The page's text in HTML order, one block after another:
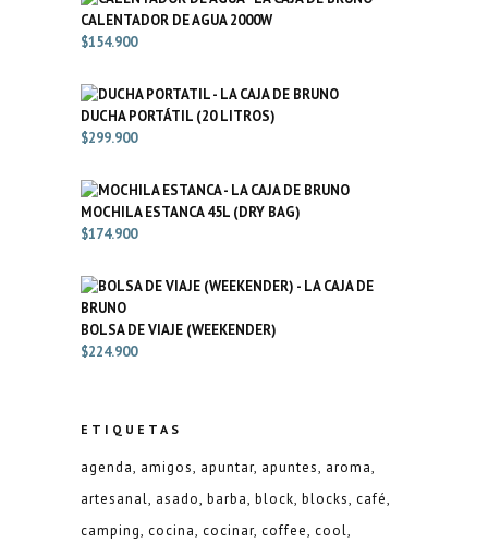
CALENTADOR DE AGUA 2000W
$154.900
DUCHA PORTÁTIL (20 LITROS)
$299.900
MOCHILA ESTANCA 45L (DRY BAG)
$174.900
BOLSA DE VIAJE (WEEKENDER)
$224.900
ETIQUETAS
agenda amigos apuntar apuntes aroma
artesanal asado barba block blocks café
camping cocina cocinar coffee cool